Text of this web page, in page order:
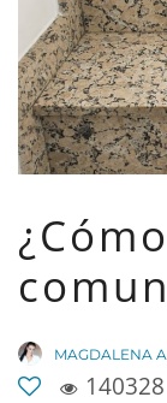
MAGDALENA
140328